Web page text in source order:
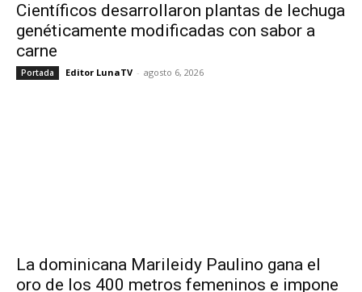
Científicos desarrollaron plantas de lechuga
genéticamente modificadas con sabor a
carne
Portada Editor LunaTV - agosto 6, 2026
La dominicana Marileidy Paulino gana el
oro de los 400 metros femeninos e impone